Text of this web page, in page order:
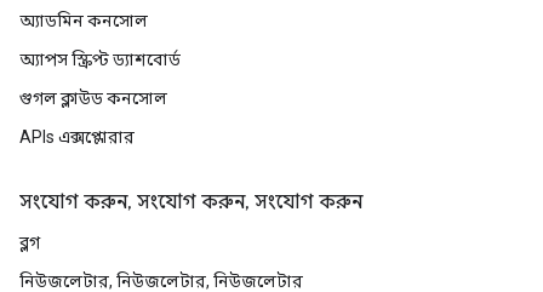
অ্যাডমিন কনসোল
অ্যাপস স্ক্রিপ্ট ড্যাশবোর্ড
গুগল ক্লাউড কনসোল
APIs এক্সপ্লোরার
সংযোগ করুন, সংযোগ করুন, সংযোগ করুন
ব্লগ
নিউজলেটার, নিউজলেটার, নিউজলেটার